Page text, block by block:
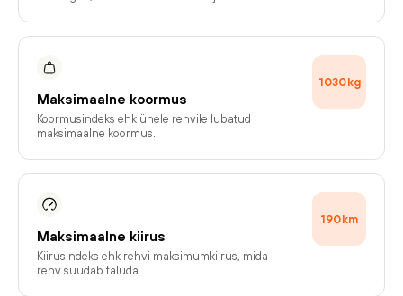
Maksimaalne koormus
Koormusindeks ehk ühele rehvile lubatud
maksimaalne koormus.
1030kg
Maksimaalne kiirus
Kiirusindeks ehk rehvi maksimumkiirus, mida
rehv suudab taluda.
190km